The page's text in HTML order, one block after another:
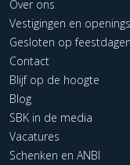
Over ons
Vestigingen en
Gesloten op feestdagen
Contact
Blijf op de hoogte
Blog
SBK in de media
Vacatures
Schenken en ANBI